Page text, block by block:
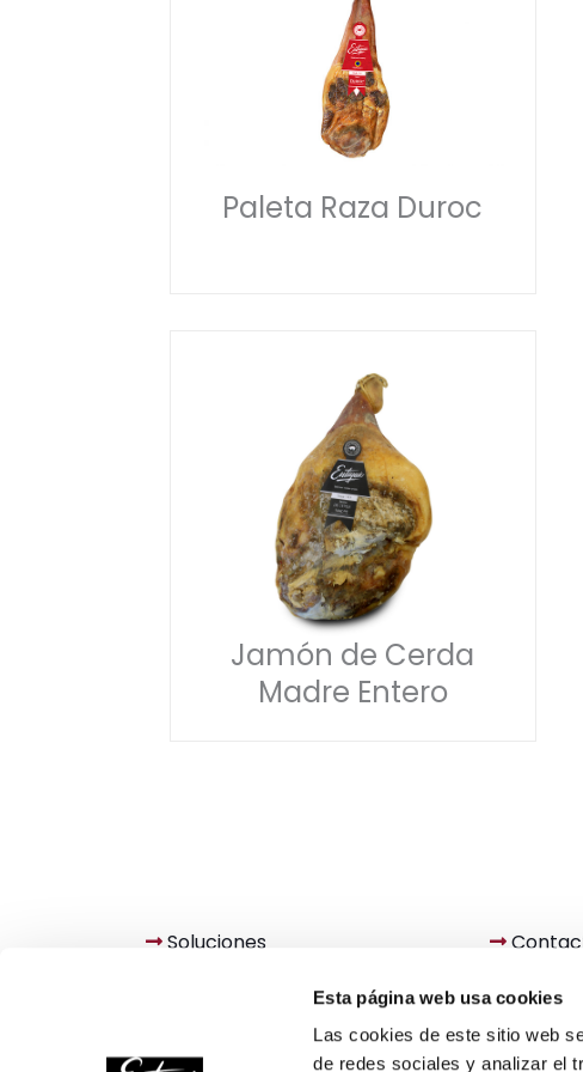
Esta página web usa cookies
Las cookies de este sitio web
de redes sociales y analizar el
Paleta Raza Duroc
Jamón de Cerda
Madre Entero
Soluciones